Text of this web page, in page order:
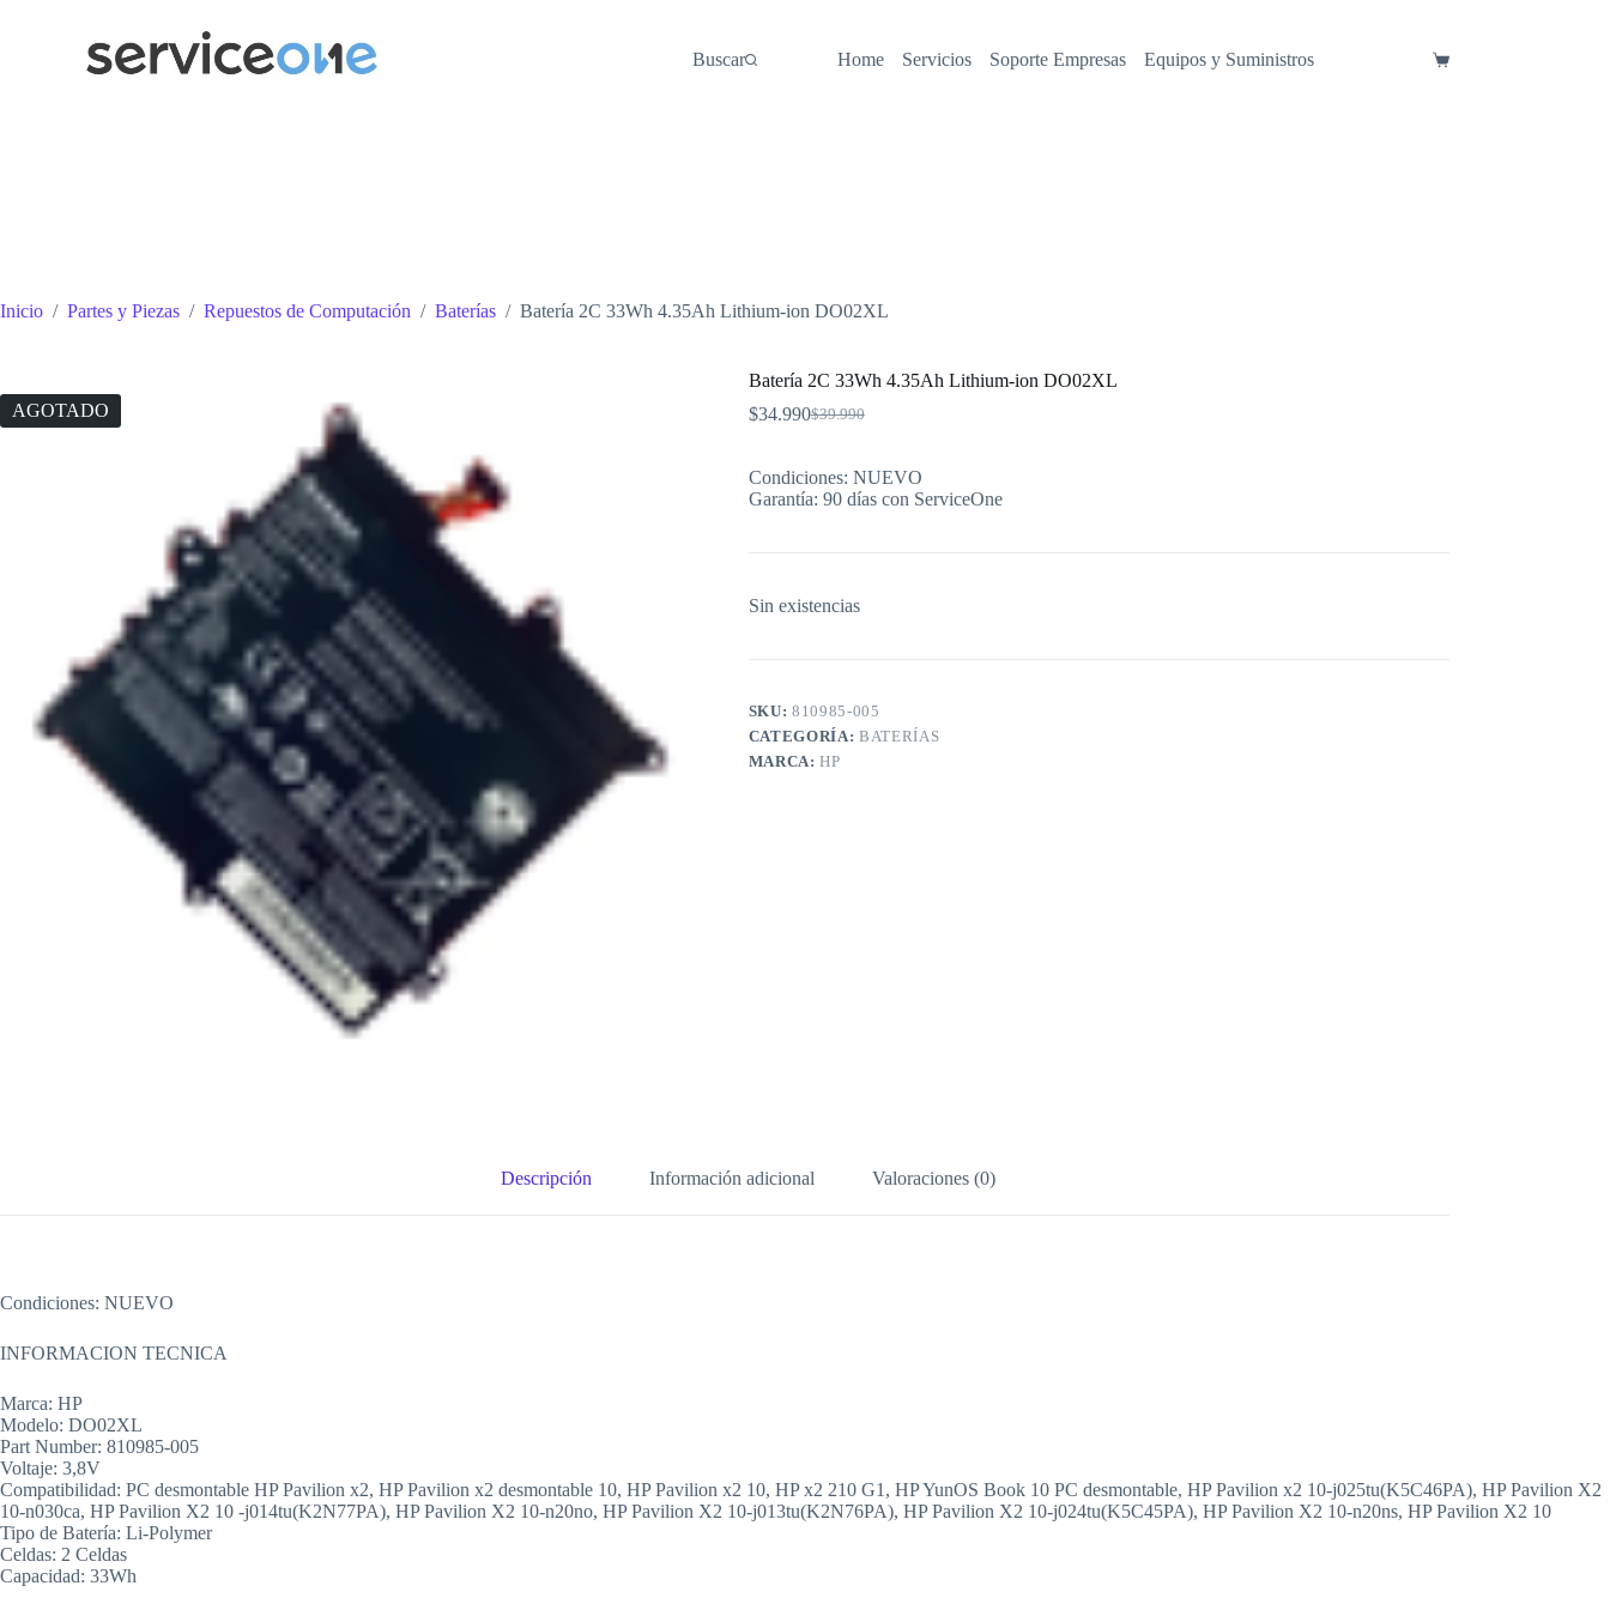
Buscar Home Servicios Soporte Empresas Equipos y Suministros
Carro
Inicio / Partes y Piezas / Repuestos de Computación / Baterías / Batería 2C 33Wh 4.35Ah Lithium-ion DO02XL
AGOTADO
Batería 2C 33Wh 4.35Ah Lithium-ion DO02XL
$39.990
El
original
era:
$39.990.
$34.990El
actual
es:
$34.990.
Condiciones: NUEVO
Garantía: 90 días con ServiceOne
Sin existencias
SKU:810985-005
CATEGORÍA: BATERÍAS
MARCA:HP
Descripción Información adicional Valoraciones (0)
Condiciones: NUEVO
INFORMACION TECNICA
Marca: HP
Modelo: DO02XL
Part Number: 810985-005
Voltaje: 3,8V
Compatibilidad: PC desmontable HP Pavilion x2, HP Pavilion x2 desmontable 10, HP Pavilion x2 10, HP x2 210 G1, HP YunOS Book 10 PC desmontable, HP Pavilion x2 10-j025tu(K5C46PA), HP Pavilion X2
10-n030ca, HP Pavilion X2 10 -j014tu(K2N77PA), HP Pavilion X2 10-n20no, HP Pavilion X2 10-j013tu(K2N76PA), HP Pavilion X2 10-j024tu(K5C45PA), HP Pavilion X2 10-n20ns, HP Pavilion X2 10
Tipo de Batería: Li-Polymer
Celdas: 2 Celdas
Capacidad: 33Wh